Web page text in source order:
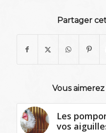
Partager
Vous
Les
vos